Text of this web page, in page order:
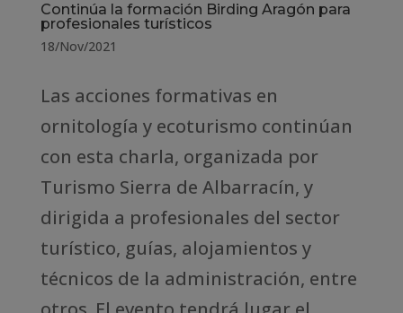
Continúa la formación Birding Aragón para
profesionales turísticos
18/Nov/2021
Las acciones formativas en
ornitología y ecoturismo continúan
con esta charla, organizada por
Turismo Sierra de Albarracín, y
dirigida a profesionales del sector
turístico, guías, alojamientos y
técnicos de la administración, entre